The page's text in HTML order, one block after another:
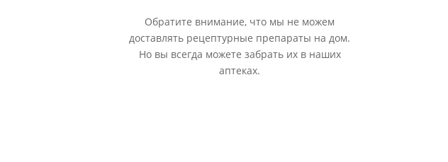
Обратите внимание, что мы не можем
доставлять рецептурные препараты на дом.
Но вы всегда можете забрать их в наших
аптеках.